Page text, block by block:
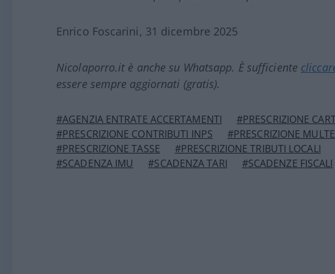
Enrico Foscarini, 31 dicembre 2025
Nicolaporro.it è anche su Whatsapp. È sufficiente
essere sempre aggiornati (gratis).
#AGENZIA ENTRATE ACCERTAMENTI
#PRESCRIZIONE
#PRESCRIZIONE CONTRIBUTI INPS
#PRESCRIZIONE
#PRESCRIZIONE TASSE
#PRESCRIZIONE TRIBUTI LOCALI
#SCADENZA IMU
#SCADENZA TARI #SCADENZE FISCALI